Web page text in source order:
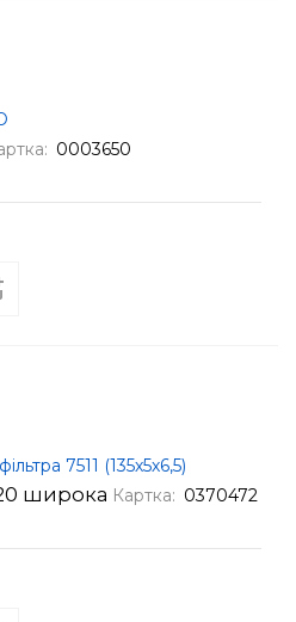
0003650
7511 (135х5х6,5)
​​широка Картка: 0370472